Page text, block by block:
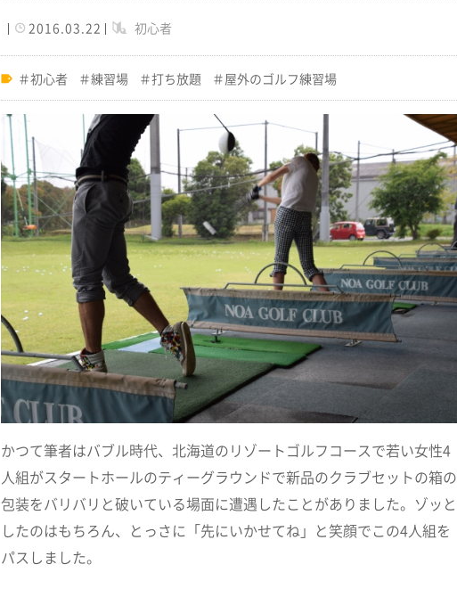
2016.03.22 初心者
初心者 練習場 打ち放題 屋外のゴルフ練習場
かつて筆者はバブル時代、北海道のリゾートゴルフコースで若い女性4
人組がスタートホールのティーグラウンドで新品のクラブセットの箱の
包装をバリバリと破いている場面に遭遇したことがありました。ゾッと
したのはもちろん、とっさに「先にいかせてね」と笑顔でこの4人組を
パスしました。